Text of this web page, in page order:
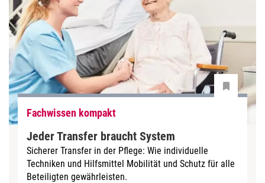
Fachwissen kompakt
Jeder Transfer braucht System
Sicherer Transfer in der Pflege: Wie individuelle
Techniken und Hilfsmittel Mobilität und Schutz für alle
Beteiligten gewährleisten.